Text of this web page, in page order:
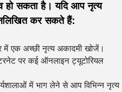
हो सकता है। यदि आप नृत्य
कर सकते हैं:
में एक अच्छी नृत्य अकादमी खोजें।
पर कई ऑनलाइन ट्यूटोरियल
में भाग लेने से आप विभिन्न नृत्य